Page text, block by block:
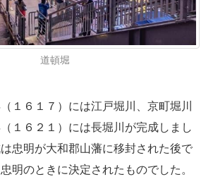
道頓堀
１６１７）には江戸堀川、京町堀川
１６２１）には長堀川が完成しまし
忠明が大和郡山藩に移封された後で
明のときに決定されたものでした。